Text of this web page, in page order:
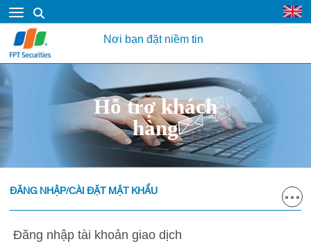
Nơi bạn đặt niềm tin
Hỗ trợ khách
hàng
ĐĂNG NHẬP/CÀI ĐẶT MẬT KHẨU
Đăng nhập tài khoản giao dịch